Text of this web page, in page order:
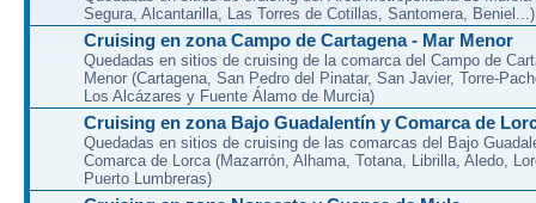
Segura, Alcantarilla, Las Torres de Cotillas, Santomera, Beniel...)
Cruising en zona Campo de Cartagena - Mar Menor
Quedadas en sitios de cruising de la comarca del Campo de
Menor (Cartagena, San Pedro del Pinatar, San Javier, Torre-
Los Alcázares y Fuente Álamo de Murcia)
Cruising en zona Bajo Guadalentín y Comarca de
Quedadas en sitios de cruising de las comarcas del Bajo
Comarca de Lorca (Mazarrón, Alhama, Totana, Librilla, Aledo,
Puerto Lumbreras)